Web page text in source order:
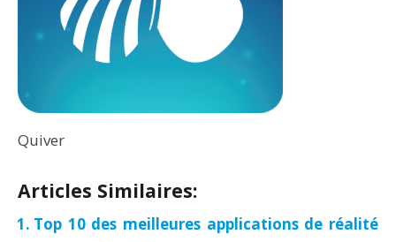
Quiver
Articles Similaires:
Top 10 des meilleures applications de réalité